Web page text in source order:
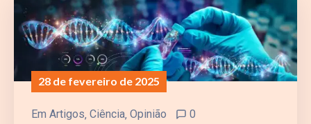
28 de fevereiro de 2025
Em Artigos Ciência Opinião 0